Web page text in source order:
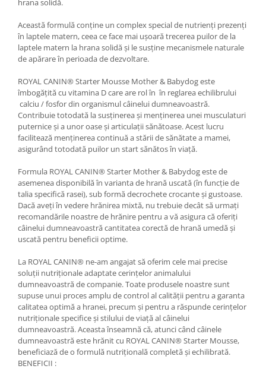
hrana solidă.
Această formulă conține un complex special de nutrienți prezenți
în laptele matern, ceea ce face mai ușoară trecerea puilor de la
laptele matern la hrana solidă și le susține mecanismele naturale
de apărare în perioada de dezvoltare.
ROYAL CANIN® Starter Mousse Mother & Babydog este
îmbogățită cu vitamina D care are rol în în reglarea echilibrului
calciu / fosfor din organismul câinelui dumneavoastră.
Contribuie totodată la susținerea și menținerea unei musculaturi
puternice și a unor oase și articulații sănătoase. Acest lucru
facilitează menținerea continuă a stării de sănătate a mamei,
asigurând totodată puilor un start sănătos în viață.
Formula ROYAL CANIN® Starter Mother & Babydog este de
asemenea disponibilă în varianta de hrană uscată (în funcție de
talia specifică rasei), sub formă decrochete crocante și gustoase.
Dacă aveți în vedere hrănirea mixtă, nu trebuie decât să urmați
recomandările noastre de hrănire pentru a vă asigura că oferiți
câinelui dumneavoastră cantitatea corectă de hrană umedă și
uscată pentru beneficii optime.
La ROYAL CANIN® ne-am angajat să oferim cele mai precise
soluții nutriționale adaptate cerințelor animalului
dumneavoastră de companie. Toate produsele noastre sunt
supuse unui proces amplu de control al calității pentru a garanta
calitatea optimă a hranei, precum și pentru a răspunde cerințelor
nutriționale specifice și stilului de viață al câinelui
dumneavoastră. Aceasta înseamnă că, atunci când câinele
dumneavoastră este hrănit cu ROYAL CANIN® Starter Mousse,
beneficiază de o formulă nutrițională completă și echilibrată.
BENEFICII :